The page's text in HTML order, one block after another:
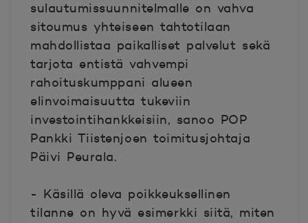
sulautumissuunnitelmalle on vahva
sitoumus yhteiseen tahtotilaan
mahdollistaa paikalliset palvelut sekä
tarjota entistä vahvempi
rahoituskumppani alueen
elinvoimaisuutta tukeviin
investointihankkeisiin, sanoo POP
Pankki Tiistenjoen toimitusjohtaja
Päivi Peurala.
- Käsillä oleva poikkeuksellinen
tilanne on hyvä esimerkki siitä, miten